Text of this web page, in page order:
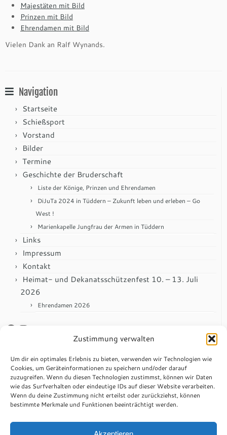
Zustimmung verwalten
Um dir ein optimales Erlebnis zu bieten, verwenden wir Technologien wie
Cookies, um Geräteinformationen zu speichern und/oder darauf
zuzugreifen. Wenn du diesen Technologien zustimmst, können wir Daten
wie das Surfverhalten oder eindeutige IDs auf dieser Website verarbeiten.
Wenn du deine Zustimmung nicht erteilst oder zurückziehst, können
bestimmte Merkmale und Funktionen beeinträchtigt werden.
Majestäten mit Bild
Prinzen mit Bild
Ehrendamen mit Bild
Vielen Dank an Ralf Wynands.
Navigation
Startseite
Schießsport
Vorstand
Bilder
Termine
Geschichte der Bruderschaft
Liste der Könige, Prinzen und Ehrendamen
DiJuTa 2024 in Tüddern – Zukunft leben und erleben – Go
West !
Marienkapelle Jungfrau der Armen in Tüddern
Links
Impressum
Kontakt
Heimat- und Dekanatsschützenfest 10. – 13. Juli
2026
Ehrendamen 2026
Facebook
Instagram
Impressum
Datenschutzerklärung
St. Sebastianus Schützenbruderschaft Tüddern e.V.